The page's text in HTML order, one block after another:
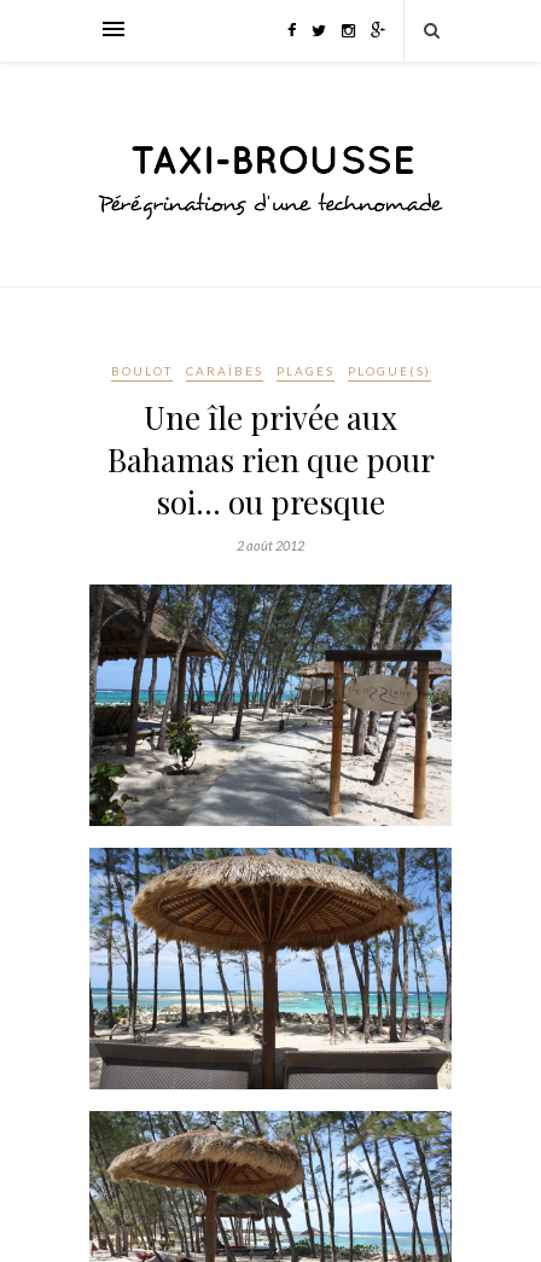
BOULOT CARAÏBES PLAGES PLOGUE(S)
Une île privée aux
Bahamas rien que pour
soi… ou presque
2 août 2012